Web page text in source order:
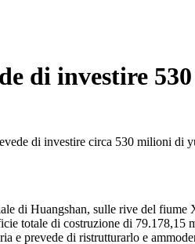
di investire
di investire circa 530 milioni
di Huangshan, sulle rive del
totale di costruzione di
e prevede di ristrutturarlo e